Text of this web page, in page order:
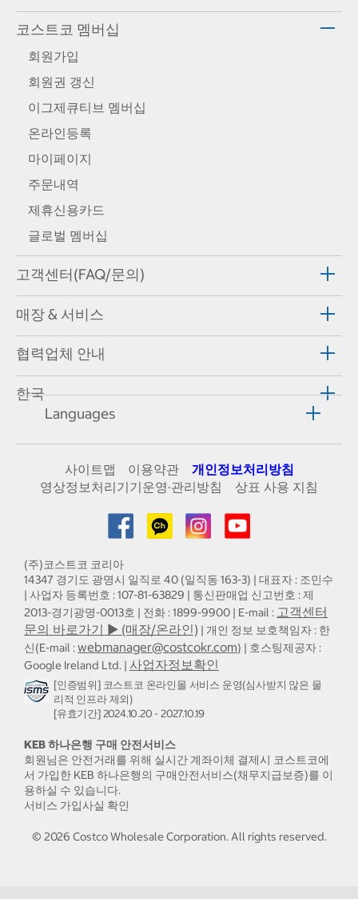
코스트코 멤버십
회원가입
회원권 갱신
이그제큐티브 멤버십
온라인등록
마이페이지
주문내역
제휴신용카드
글로벌 멤버십
고객센터(FAQ/문의)
매장 & 서비스
협력업체 안내
한국
Languages
사이트맵 이용약관
개인정보처리방침
영상정보처리기기운영·관리방침
상표 사용 지침
(주)코스트코 코리아
14347 경기도 광명시 일직로 40 (일직동 163-3) | 대표자 : 조민수
| 사업자 등록번호 : 107-81-63829 | 통신판매업 신고번호 : 제
2013-경기광명-0013호 | 전화 : 1899-9900 | E-mail : 고객센터
문의 바로가기 ▶ (매장/온라인) | 개인 정보 보호책임자 : 한
신(E-mail :webmanager@costcokr.com) | 호스팅제공자 :
Google Ireland Ltd. | 사업자정보확인
[인증범위] 코스트코 온라인몰 서비스 운영(심사받지 않은 물
리적 인프라 제외)
[유효기간] 2024.10.20 - 2027.10.19
KEB 하나은행 구매 안전서비스
회원님은 안전거래를 위해 실시간 계좌이체 결제시 코스트코에
서 가입한 KEB 하나은행의 구매안전서비스(채무지급보증)를 이
용하실 수 있습니다.
서비스 가입사실 확인
© 2026 Costco Wholesale Corporation.All rights reserved.